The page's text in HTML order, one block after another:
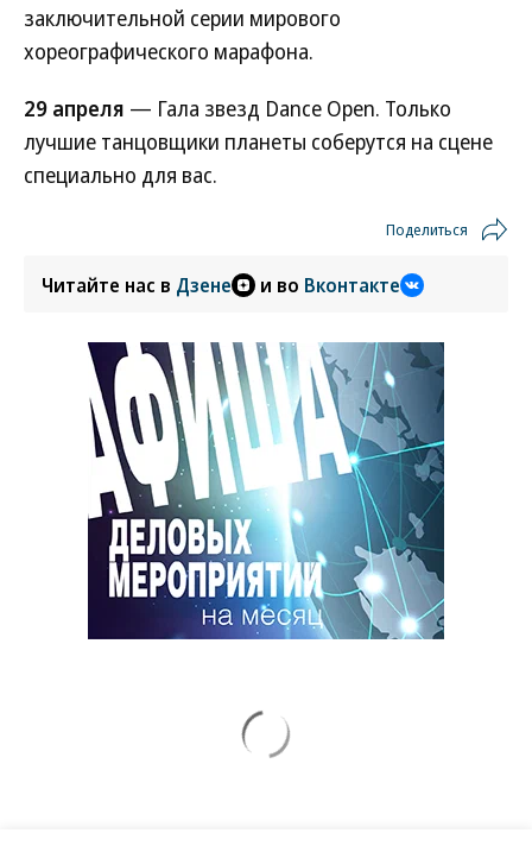
заключительной серии мирового
хореографического марафона.
29 апреля — Гала звезд Dance Open. Только
лучшие танцовщики планеты соберутся на сцене
специально для вас.
Поделиться
Читайте нас в Дзене и во Вконтакте